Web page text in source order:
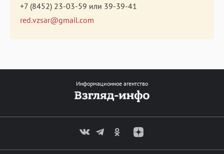
+7 (8452) 23-03-59 или 39-39-41
red.vzsar@gmail.com
Информационное агентство